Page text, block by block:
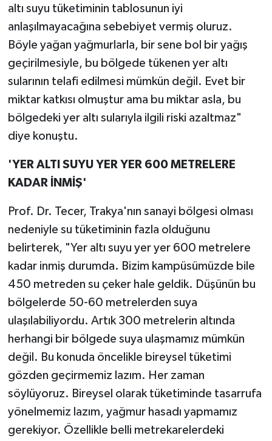
altı suyu tüketiminin tablosunun iyi
anlaşılmayacağına sebebiyet vermiş oluruz.
Böyle yağan yağmurlarla, bir sene bol bir yağış
geçirilmesiyle, bu bölgede tükenen yer altı
sularının telafi edilmesi mümkün değil. Evet bir
miktar katkısı olmuştur ama bu miktar asla, bu
bölgedeki yer altı sularıyla ilgili riski azaltmaz"
diye konuştu.
'YER ALTI SUYU YER YER 600 METRELERE
KADAR İNMİŞ'
Prof. Dr. Tecer, Trakya'nın sanayi bölgesi olması
nedeniyle su tüketiminin fazla olduğunu
belirterek, "Yer altı suyu yer yer 600 metrelere
kadar inmiş durumda. Bizim kampüsümüzde bile
450 metreden su çeker hale geldik. Düşünün bu
bölgelerde 50-60 metrelerden suya
ulaşılabiliyordu. Artık 300 metrelerin altında
herhangi bir bölgede suya ulaşmamız mümkün
değil. Bu konuda öncelikle bireysel tüketimi
gözden geçirmemiz lazım. Her zaman
söylüyoruz. Bireysel olarak tüketiminde tasarrufa
yönelmemiz lazım, yağmur hasadı yapmamız
gerekiyor. Özellikle belli metrekarelerdeki